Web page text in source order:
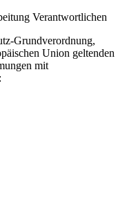
Verantwortlichen
Grundverordnung,
Union geltenden
mit